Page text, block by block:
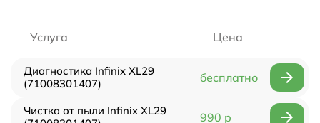
Услуга Цена
Диагностика Infinix XL29
(71008301407)
бесплатно
Чистка от пыли Infinix XL29
990 р